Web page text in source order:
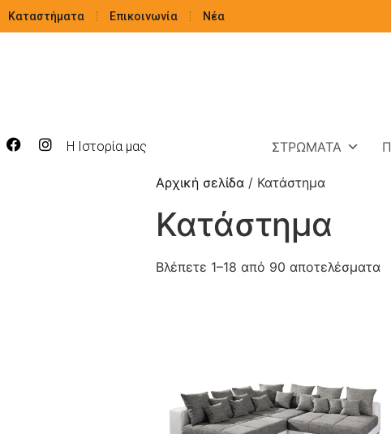
Καταστήματα Επικοινωνία Νέα
Η Ιστορία μας ΣΤΡΏΜΑΤΑ
Αρχική σελίδα / Κατάστημα
Κατάστημα
Βλέπετε 1–18 από 90 αποτελέσματα